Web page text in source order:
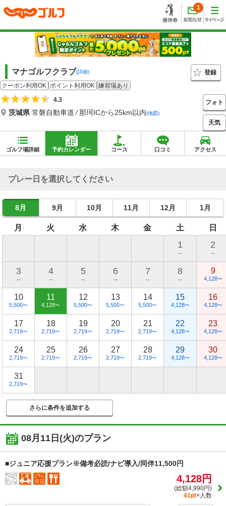
1
マナゴルフクラブ(詳細)
登録
クーポン利用OK ポイント利用OK 練習場あり
4.3
茨城県常磐自動車道 ⁄ 那珂ICから25km以内(地図)
フォト
天気
ゴルフ場詳細 予約カレンダー コース 口コミ アクセス
プレー日を選択してください
8月 9月 10月 11月 12月 1月
月 火 水 木 金 土 日
1
--
2
--
3
--
4
--
5
--
6
--
7
--
8
--
9
4,128〜
10
5,500〜
11
4,128〜
12
5,500〜
13
5,500〜
14
5,500〜
15
4,128〜
16
4,128〜
17
2,719〜
18
2,719〜
19
2,719〜
20
2,719〜
21
2,719〜
22
4,128〜
23
4,128〜
24
2,719〜
25
2,719〜
26
2,719〜
27
2,719〜
28
2,719〜
29
4,128〜
30
4,128〜
31
2,719〜
さらに条件を追加する
08月11日(火)のプラン
■ジュニア応援プラン※備考必読/ナビ導入/同伴11,500円
4,128円
(総額4,990円)
41pt×人数